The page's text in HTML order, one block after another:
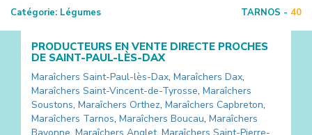
Catégorie: Légumes TARNOS - 40
PRODUCTEURS EN VENTE DIRECTE PROCHES
DE SAINT-PAUL-LÈS-DAX
Maraîchers Saint-Paul-lès-Dax, Maraîchers Dax,
Maraîchers Saint-Vincent-de-Tyrosse, Maraîchers
Soustons, Maraîchers Orthez, Maraîchers Capbreton,
Maraîchers Tarnos, Maraîchers Boucau, Maraîchers